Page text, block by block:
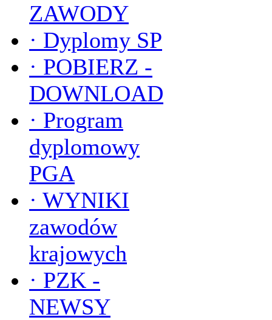
ZAWODY
· Dyplomy SP
· POBIERZ -
DOWNLOAD
· Program
dyplomowy
PGA
· WYNIKI
zawodów
krajowych
· PZK -
NEWSY